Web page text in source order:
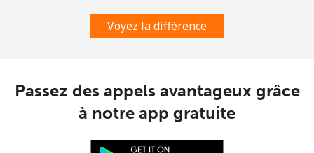
Voyez la différence
Passez des appels avantageux grâce
à notre app gratuite